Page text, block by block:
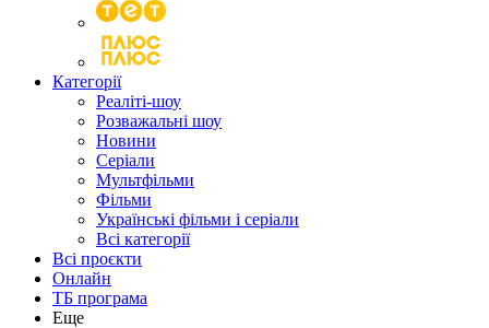
Категорії
Реаліті-шоу
Розважальні шоу
Новини
Серіали
Мультфільми
Фільми
Українські фільми і серіали
Всі категорії
Всі проєкти
Онлайн
ТБ програма
Еще